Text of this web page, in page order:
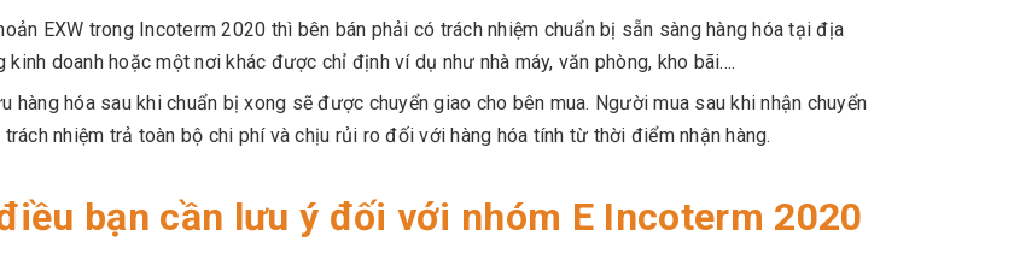
EXW trong Incoterm 2020 thì bên bán phải có trách nhiệm chuẩn bị sẵn sàng hàng hóa tại địa
kinh doanh hoặc một nơi khác được chỉ định ví dụ như nhà máy, văn phòng, kho bãi....
hàng hóa sau khi chuẩn bị xong sẽ được chuyển giao cho bên mua. Người mua sau khi nhận chuyển
nhiệm trả toàn bộ chi phí và chịu rủi ro đối với hàng hóa tính từ thời điểm nhận hàng.
bạn cần lưu ý đối với nhóm E Incoterm 2020